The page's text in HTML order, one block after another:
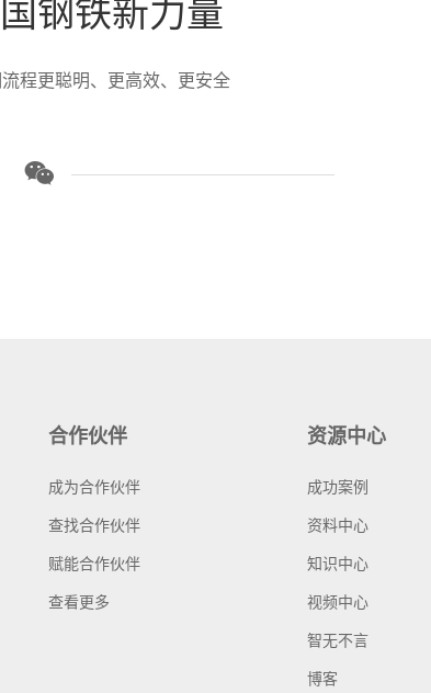
钢铁新力量
程更聪明、更高效、更安全
合作伙伴
成为合作伙伴
查找合作伙伴
赋能合作伙伴
查看更多
资源中心
成功案例
资料中心
知识中心
视频中心
智无不言
博客